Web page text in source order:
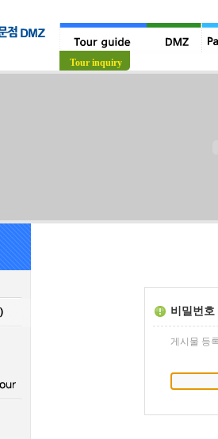
Tour inquiry
비밀번호
게시물 등